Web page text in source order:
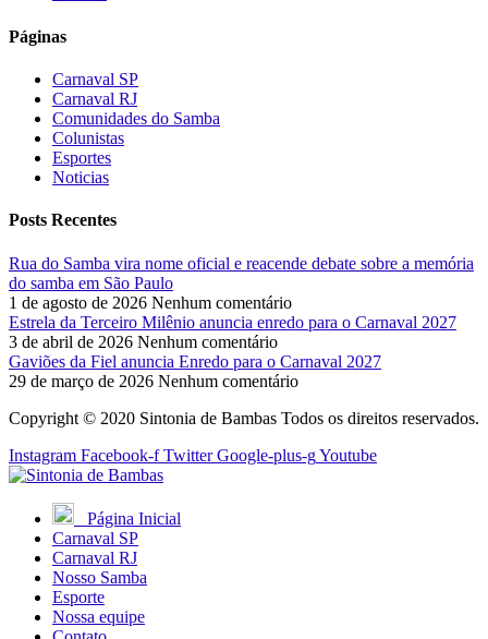
Páginas
Carnaval SP
Carnaval RJ
Comunidades do Samba
Colunistas
Esportes
Noticias
Posts Recentes
Rua do Samba vira nome oficial e reacende debate sobre a memória
do samba em São Paulo
1 de agosto de 2026 Nenhum comentário
Estrela da Terceiro Milênio anuncia enredo para o Carnaval 2027
3 de abril de 2026 Nenhum comentário
Gaviões da Fiel anuncia Enredo para o Carnaval 2027
29 de março de 2026 Nenhum comentário
Copyright © 2020 Sintonia de Bambas Todos os direitos reservados.
Instagram Facebook-f Twitter Google-plus-gYoutube
Página Inicial
Carnaval SP
Carnaval RJ
Nosso Samba
Esporte
Nossa equipe